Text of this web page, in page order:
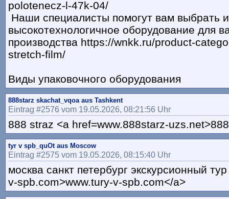
polotenecz-l-47k-04/
Наши специалисты помогут вам выбрать
высокотехнологичное оборудование для
производства https://wnkk.ru/product-
stretch-film/
Виды упаковочного оборудования
888starz skachat_vqoa aus Tashkent
Eintrag #2576 vom 19.05.2026, 08:21:56 Uhr
888 straz <a href=www.888starz-
tyr v spb_quOt aus Moscow
Eintrag #2575 vom 19.05.2026, 08:15:40 Uhr
москва санкт петербург экскурсионный
v-spb.com>www.tury-v-spb.com</a>